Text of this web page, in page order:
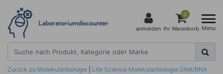
anmelden
0
Ihr Warenkorb Menu
Zurück zu Molekularbiologie Life Science Molekularbiologie DNA/RNA